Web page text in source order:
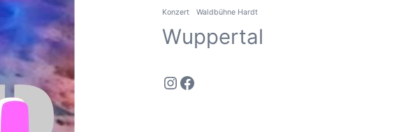
Konzert Waldbühne Hardt
Wuppertal
Instagram
Facebook